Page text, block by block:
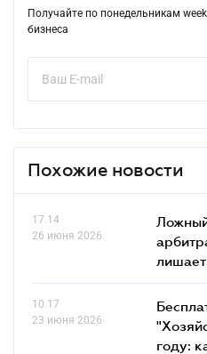
Получайте по понедельникам
бизнеса
Похожие новости
17.14
26 июня 2026
10.17
23 июня 2026
году: